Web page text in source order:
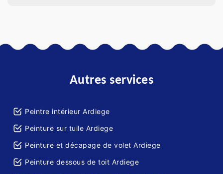
Autres services
Peintre intérieur Ardiege
Peinture sur tuile Ardiege
Peinture et décapage de volet Ardiege
Peinture dessous de toit Ardiege